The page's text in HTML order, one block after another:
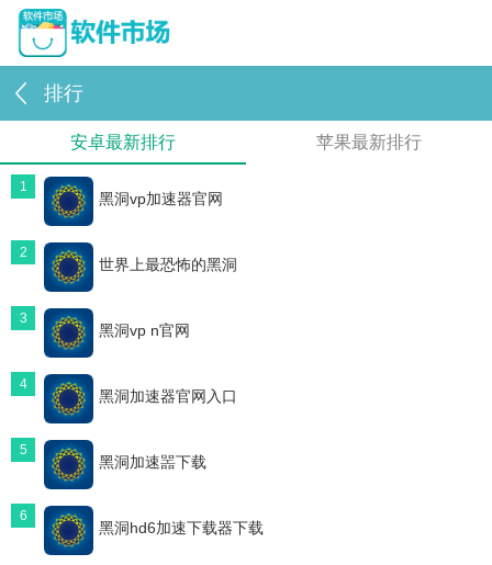
排行
安卓最新排行 苹果最新排行
1
黑洞vp加速器官网
2
世界上最恐怖的黑洞
3
黑洞vp n官网
4
黑洞加速器官网入口
5
黑洞加速噐下载
6
黑洞hd6加速下载器下载